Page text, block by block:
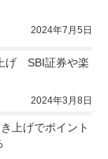
2024年7月5日
げ　SBI証券や楽
2024年3月8日
上げでポイント